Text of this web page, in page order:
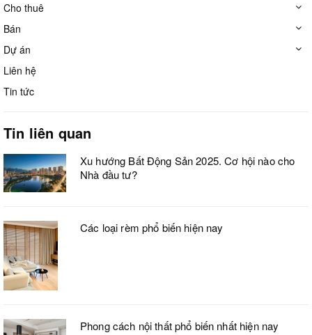
Cho thuê
Bán
Dự án
Liên hệ
Tin tức
Tin liên quan
Xu hướng Bất Động Sản 2025. Cơ hội nào cho
Nhà đầu tư?
Các loại rèm phổ biến hiện nay
Phong cách nội thất phổ biến nhất hiện nay